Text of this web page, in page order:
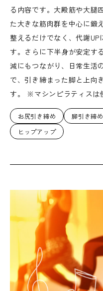
る内容です。大殿筋や大腿
た大きな筋肉群を中心に鍛
整えるだけでなく、代謝
す。さらに下半身が安定す
減にもつながり、日常生活
で、引き締まった脚と上向
す。 ※マシンピラティスは
お尻引き締め 脚引き締め
ヒップアップ